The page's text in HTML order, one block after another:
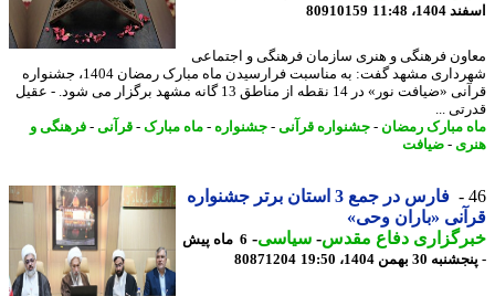
11:48
80910159
فرهنگی و هنری سازمان فرهنگی و اجتماعی
شهرداری مشهد گفت: به مناسبت فرارسیدن ماه مبارک رمضان 1404، جشنواره
قرآنی «ضیافت نور» در 14 نقطه از مناطق 13 گانه مشهد برگزار می شود. - عقیل
...
مبارک رمضان-جشنواره قرآنی- جشنواره- ماه مبارک- قرآنی- فرهنگی و
- ضیافت
فارس در جمع 3 استان برتر جشنواره
«باران وحی»
دفاع مقدس-سیاسی-
6 ماه پیش
بهمن 1404، 19:50
80871204